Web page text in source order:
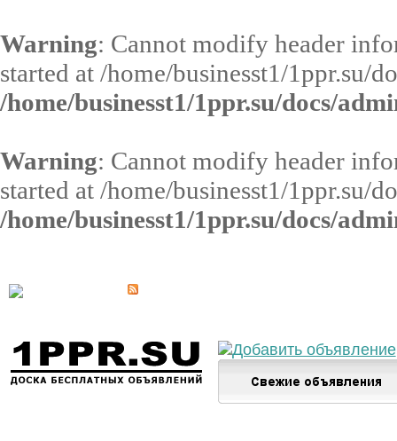
Warning: Cannot modify header
started at /home/businesst1/1ppr.su/
/home/businesst1/1ppr.su/docs/
Warning: Cannot modify header
started at /home/businesst1/1ppr.su/
/home/businesst1/1ppr.su/docs/